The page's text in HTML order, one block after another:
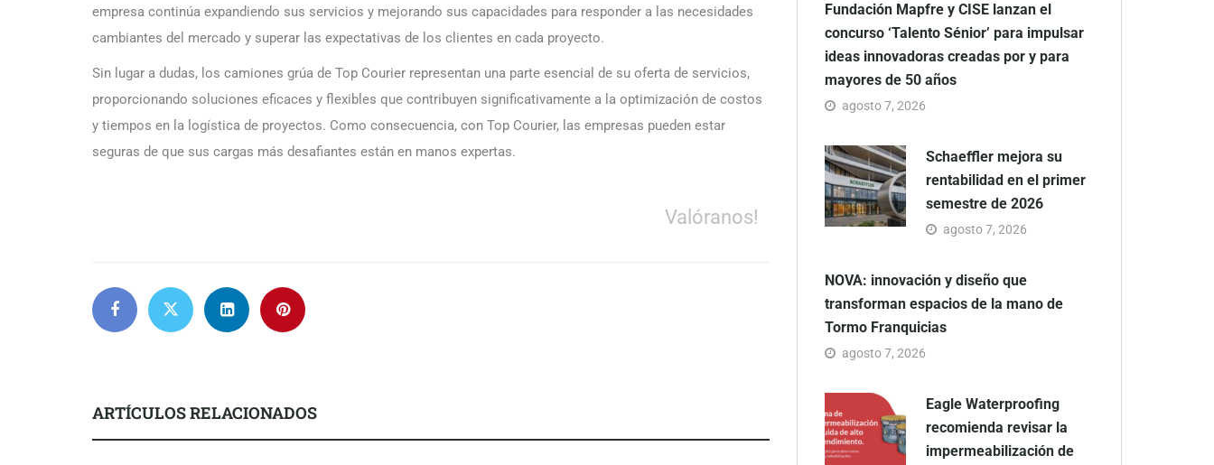
empresa continúa expandiendo sus servicios y mejorando sus capacidades para responder a las necesidades
cambiantes del mercado y superar las expectativas de los clientes en cada proyecto.
Sin lugar a dudas, los camiones grúa de Top Courier representan una parte esencial de su oferta de servicios,
proporcionando soluciones eficaces y flexibles que contribuyen significativamente a la optimización de costos
y tiempos en la logística de proyectos. Como consecuencia, con Top Courier, las empresas pueden estar
seguras de que sus cargas más desafiantes están en manos expertas.
Valóranos!
ARTÍCULOS RELACIONADOS
Fundación Mapfre y CISE lanzan el
concurso ‘Talento Sénior’ para impulsar
ideas innovadoras creadas por y para
mayores de 50 años
agosto 7, 2026
Schaeffler mejora su
rentabilidad en el primer
semestre de 2026
agosto 7, 2026
NOVA: innovación y diseño que
transforman espacios de la mano de
Tormo Franquicias
agosto 7, 2026
Eagle Waterproofing
recomienda revisar la
impermeabilización de